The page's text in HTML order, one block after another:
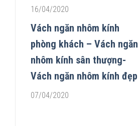
16/04/2020
Vách ngăn nhôm kính
phòng khách – Vách ngăn
nhôm kính sân thượng-
Vách ngăn nhôm kính đẹp
07/04/2020